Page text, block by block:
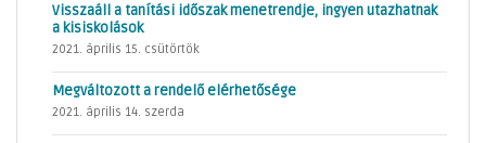
Visszaáll a tanítási időszak menetrendje, ingyen utazhatnak
a kisiskolások
2021. április 15. csütörtök
Megváltozott a rendelő elérhetősége
2021. április 14. szerda